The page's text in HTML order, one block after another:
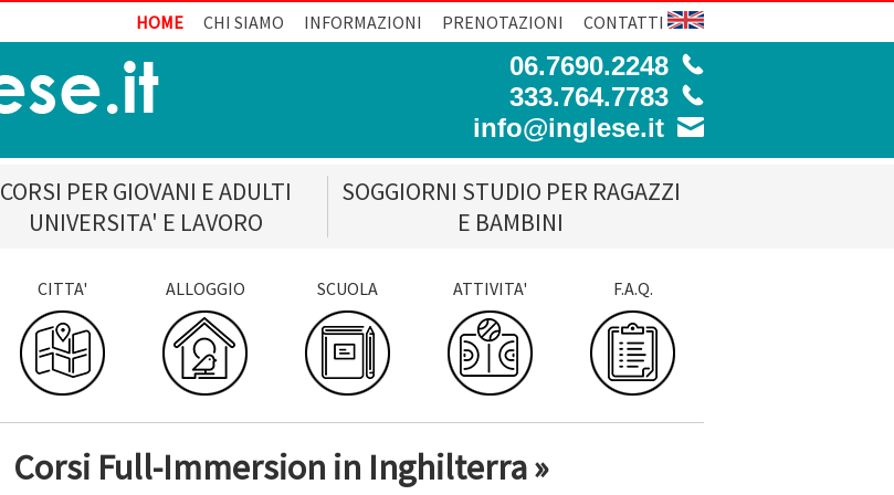
HOME CHI SIAMO INFORMAZIONI PRENOTAZIONI CONTATTI
06.7690.2248
333.764.7783
info@inglese.it
CORSI PER GIOVANI E ADULTI
UNIVERSITA' E LAVORO
SOGGIORNI STUDIO PER RAGAZZI
E BAMBINI
CITTA' ALLOGGIO SCUOLA ATTIVITA' F.A.Q.
Corsi Full-Immersion in Inghilterra »